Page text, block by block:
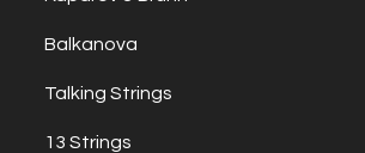
Balkanova
Talking Strings
13 Strings